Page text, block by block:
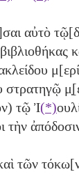
αὐτὸ
στρατηγῷ
τῷ Ἰ(*)
τὴν
τῶν